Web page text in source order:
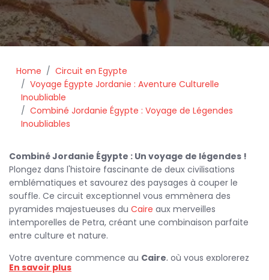
Home
Circuit en Egypte
Voyage Égypte Jordanie : Aventure Culturelle
Inoubliable
Combiné Jordanie Égypte : Voyage de Légendes
Inoubliables
Combiné Jordanie Égypte : Un voyage de légendes !
Plongez dans l'histoire fascinante de deux civilisations
emblématiques et savourez des paysages à couper le
souffle. Ce circuit exceptionnel vous emmènera des
pyramides majestueuses du Caire aux merveilles
intemporelles de Petra, créant une combinaison parfaite
entre culture et nature.
Votre aventure commence au Caire, où vous explorerez
des sites iconiques tels que les
En savoir plus